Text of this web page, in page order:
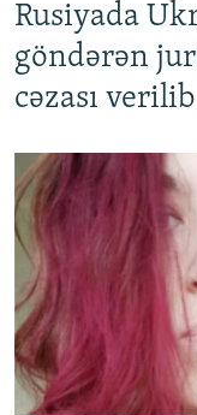
Rusiyada
göndərən
cəzası verilib